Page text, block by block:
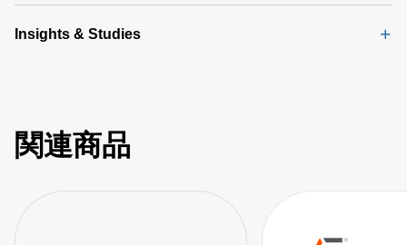
Insights & Studies
関連商品